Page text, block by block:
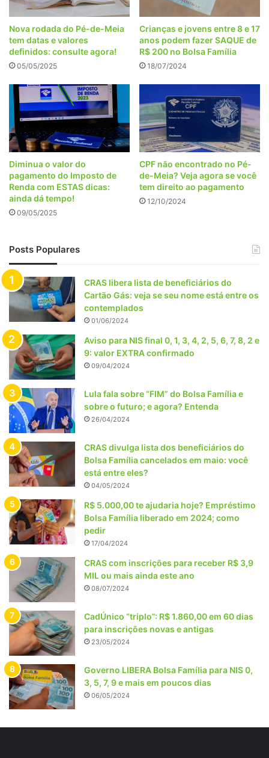
Nova rodada do Pé-de-Meia
tem datas e valores
definidos: consulte agora!
05/05/2025
Crianças e jovens entre 8 e 17
anos podem fazer SAQUE de
R$ 200 no Bolsa Família
18/07/2024
Diminua o valor do
pagamento do Imposto de
Renda com ESTAS dicas:
ainda dá tempo!
09/05/2025
CPF não encontrado no Pé-
de-Meia? Veja agora se você
tem direito ao pagamento
12/10/2024
Posts Populares
CRAS libera lista de beneficiários do
Cartão Gás: veja se seu nome está entre os
contemplados
01/06/2024
Aviso para NIS final 0, 1, 3, 4, 2, 5, 6, 7, 8, 2 e
9: valor EXTRA confirmado
09/04/2024
Lula fala sobre “FIM” do Bolsa Família e
sobre o futuro; e agora? Entenda
26/04/2024
CRAS divulga lista dos beneficiários do
Bolsa Família cancelados em maio: você
está entre eles?
04/05/2024
R$ 5.000,00 te ajudaria hoje? Empréstimo
Bolsa Família liberado em 2024; como
pedir
17/04/2024
CRAS com inscrições para receber R$ 3,9
MIL ou mais ainda este ano
08/07/2024
CadÚnico “triplo”: R$ 1.860,00 em 60 dias
para inscrições novas e antigas
23/05/2024
Governo LIBERA Bolsa Família para NIS 0,
3, 5, 7, 9 e mais em poucos dias
06/05/2024